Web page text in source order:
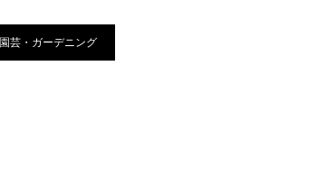
園芸・ガーデニング